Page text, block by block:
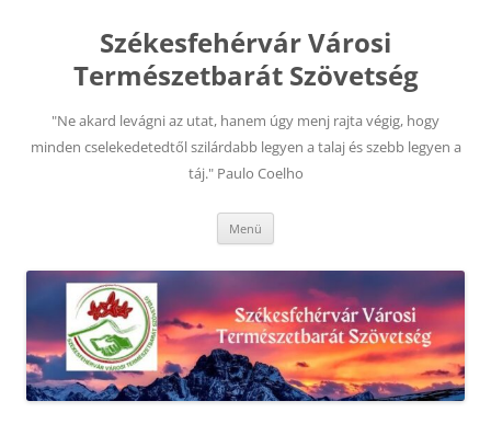
tartalombaSzékesfehérvár Városi
Természetbarát Szövetség
"Ne akard levágni az utat, hanem úgy menj rajta végig, hogy
minden cselekedetedtől szilárdabb legyen a talaj és szebb legyen a
táj." Paulo Coelho
Menü